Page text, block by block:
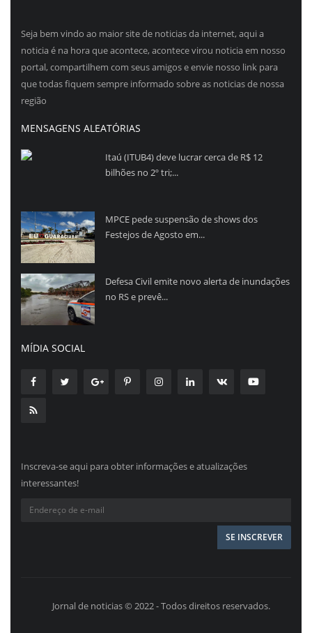
Seja bem vindo ao maior site de noticias da internet, aqui a
noticia é na hora que acontece, acontece virou noticia em nosso
portal, compartilhem com seus amigos e envie nosso link para
que todas fiquem sempre informado sobre as noticias de nossa
região
MENSAGENS ALEATÓRIAS
Itaú (ITUB4) deve lucrar cerca de R$ 12
bilhões no 2º tri;...
MPCE pede suspensão de shows dos
Festejos de Agosto em...
Defesa Civil emite novo alerta de inundações
no RS e prevê...
MÍDIA SOCIAL
Inscreva-se aqui para obter informações e atualizações
interessantes!
Jornal de noticias © 2022 - Todos direitos reservados.